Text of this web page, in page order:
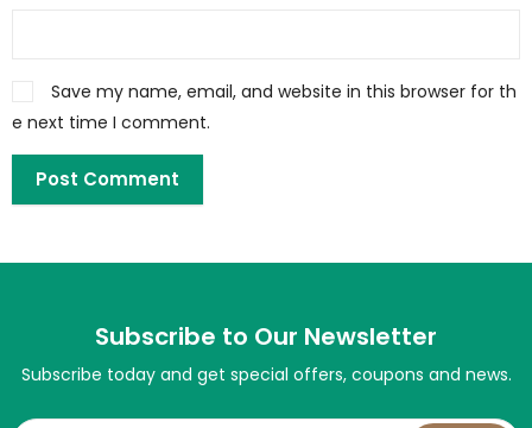
Save my name, email, and website in this browser for th
e next time I comment.
Subscribe to Our Newsletter
Subscribe today and get special offers, coupons and news.